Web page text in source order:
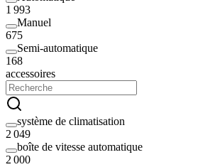
1 993
Manuel
675
Semi-automatique
168
accessoires
système de climatisation
2 049
boîte de vitesse automatique
2 000